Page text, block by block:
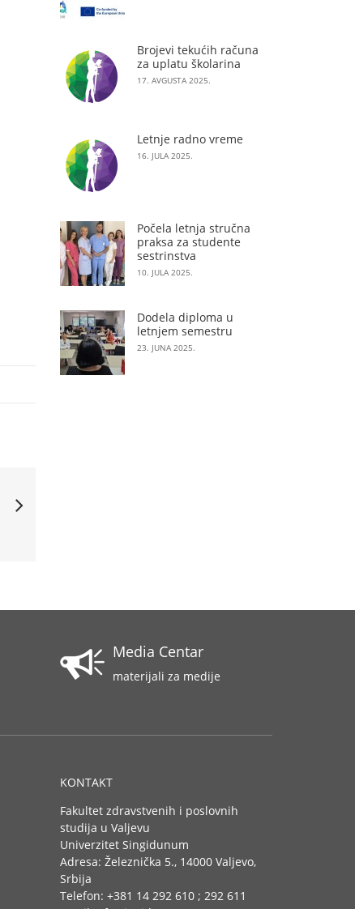
Brojevi tekućih računa
za uplatu školarina
17. AVGUSTA 2025.
Letnje radno vreme
16. JULA 2025.
Počela letnja stručna
praksa za studente
sestrinstva
10. JULA 2025.
Dodela diploma u
letnjem semestru
23. JUNA 2025.
Media Centar
materijali za medije
KONTAKT
Fakultet zdravstvenih i poslovnih
studija u Valjevu
Univerzitet Singidunum
Adresa: Železnička 5., 14000 Valjevo,
Srbija
Telefon: +381 14 292 610 ; 292 611